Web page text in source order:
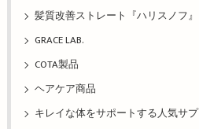
髪質改善ストレート『ハリスノフ』
GRACE LAB.
COTA製品
ヘアケア商品
キレイな体をサポートする人気サ